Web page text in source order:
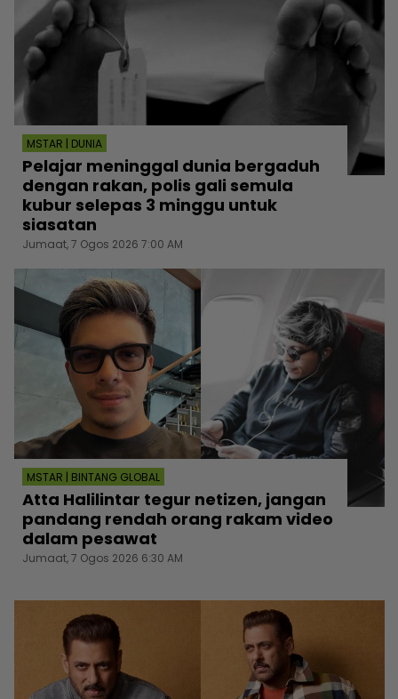
MSTAR | DUNIA
Pelajar meninggal dunia bergaduh
dengan rakan, polis gali semula
kubur selepas 3 minggu untuk
siasatan
Jumaat, 7 Ogos 2026 7:00 AM
MSTAR | BINTANG GLOBAL
Atta Halilintar tegur netizen, jangan
pandang rendah orang rakam video
dalam pesawat
Jumaat, 7 Ogos 2026 6:30 AM